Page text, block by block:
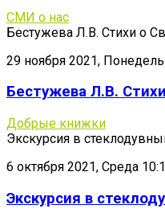
СМИ о нас
Бестужева Л.В. Стихи о
29 ноября 2021,
Бестужева Л.В.
Добрые книжки
Экскурсия в
6 октября 2021, Среда
Экскурсия в